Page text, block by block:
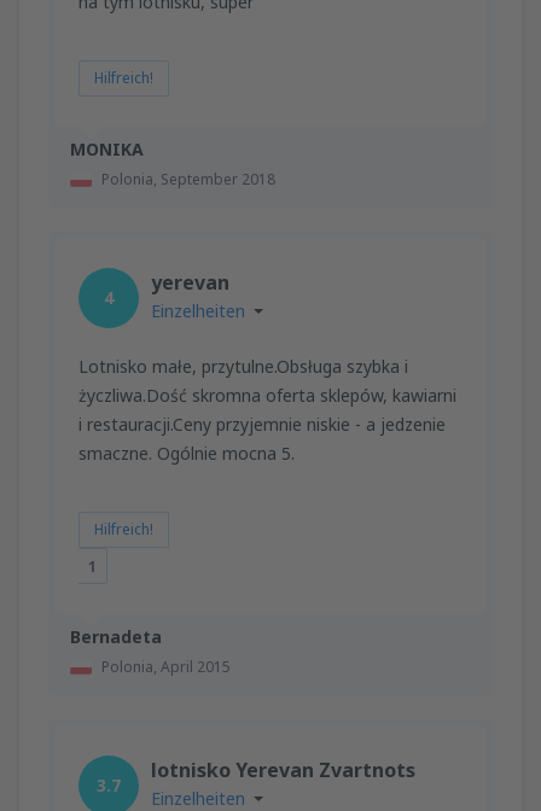
MONIKA
Polonia, September 2018
Hilfreich!
Bernadeta
Polonia, April 2015
4
yerevan
Einzelheiten
Lotnisko małe, przytulne.Obsługa szybka i
życzliwa.Dość skromna oferta sklepów, kawiarni
i restauracji.Ceny przyjemnie niskie - a jedzenie
smaczne. Ogólnie mocna 5.
Hilfreich!
1
3.7
lotnisko Yerevan Zvartnots
Einzelheiten